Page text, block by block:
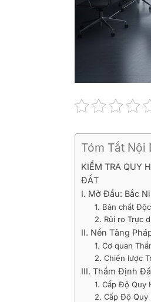
Tóm Tắt Nội
KIỂM TRA QUY
ĐẤT
I. Mở Đầu: Bắc
1. Bản chất
2. Rủi ro Trực
II. Nền Tảng
1. Cơ quan
2. Chiến lược
III. Thẩm Định
1. Cấp Độ Quy
2. Cấp Độ Quy